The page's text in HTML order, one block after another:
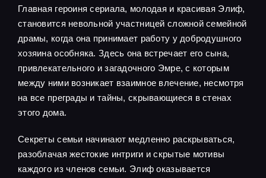
Главная героиня сериала, молодая и красивая Элиф,
становится невольной участницей сложной семейной
драмы, когда она принимает работу у добродушного
хозяина особняка. Здесь она встречает его сына,
привлекательного и загадочного Эмре, с которым
между ними возникает взаимное влечение, несмотря
на все преграды и тайны, скрывающиеся в стенах
этого дома.
Секреты семьи начинают медленно раскрываться,
разоблачая жестокие интриги и скрытые мотивы
каждого из членов семьи. Элиф оказывается